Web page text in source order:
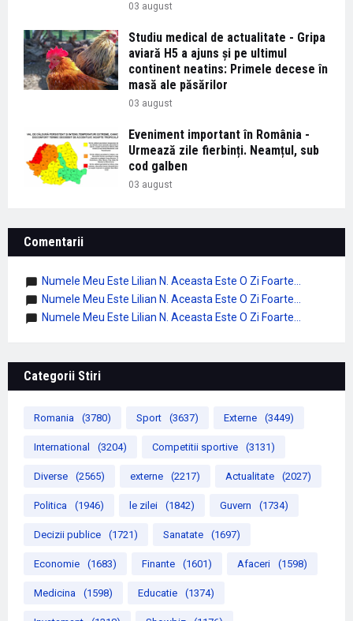
03 august
Studiu medical de actualitate - Gripa
aviară H5 a ajuns și pe ultimul
continent neatins: Primele decese în
masă ale păsărilor
03 august
Eveniment important în România -
Urmează zile fierbinți. Neamțul, sub
cod galben
03 august
Comentarii
Numele Meu Este Lilian N. Aceasta Este O Zi Foarte...
Numele Meu Este Lilian N. Aceasta Este O Zi Foarte...
Numele Meu Este Lilian N. Aceasta Este O Zi Foarte...
Categorii Stiri
Romania (3780) Sport (3637) Externe (3449)
International (3204) Competitii sportive (3131)
Diverse (2565) externe (2217) Actualitate (2027)
Politica (1946) le zilei (1842) Guvern (1734)
Decizii publice (1721) Sanatate (1697)
Economie (1683) Finante (1601) Afaceri (1598)
Medicina (1598) Educatie (1374)